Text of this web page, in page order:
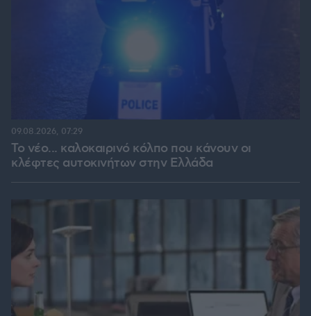
Το νέο... καλοκαιρινό κόλπο που κάνουν οι
κλέφτες αυτοκινήτων στην Ελλάδα
09.08.2026, 07:29